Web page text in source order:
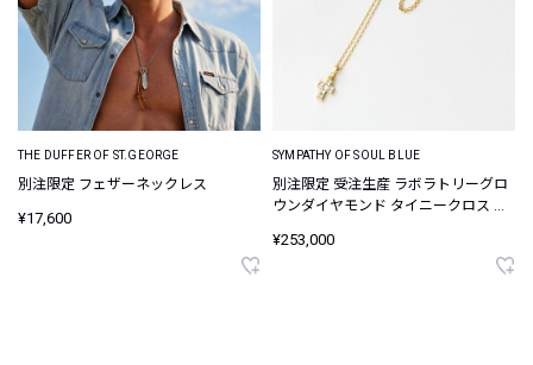
THE DUFFER OF ST.GEORGE
別注限定 フェザーネックレス
¥17,600
SYMPATHY OF SOUL BLUE
別注限定 受注生産 ラボラトリーグロ
ウンダイヤモンド タイニークロス ネ
¥253,000